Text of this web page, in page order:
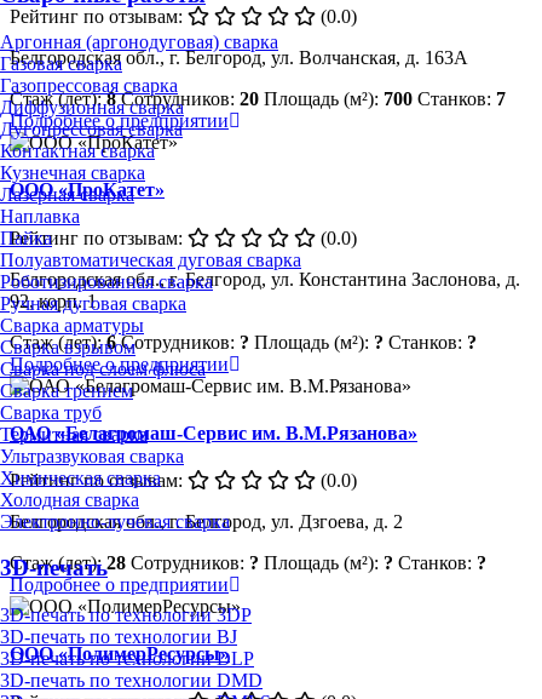
Аргонная (аргонодуговая) сварка
Газовая сварка
Газопрессовая сварка
Диффузионная сварка
Дугопрессовая сварка
Контактная сварка
Кузнечная сварка
Лазерная сварка
Наплавка
Пайка
Полуавтоматическая дуговая сварка
Роботизированная сварка
Ручная дуговая сварка
Сварка арматуры
Сварка взрывом
Сварка под слоем флюса
Сварка трением
Сварка труб
Термитная сварка
Ультразвуковая сварка
Химическая сварка
Холодная сварка
Электронно-лучевая сварка
3D-печать
3D-печать по технологии 3DP
3D-печать по технологии BJ
3D-печать по технологии DLP
3D-печать по технологии DMD
Рейтинг по отзывам:
(0.0)
Белгородская обл., г. Белгород, ул. Волчанская, д. 163А
Стаж (лет):8 Сотрудников: 20 Площадь (м²): 700 Станков: 7
Подробнее о предприятии
ООО «ПроКатет»
Рейтинг по отзывам:
(0.0)
Белгородская обл., г. Белгород, ул. Константина Заслонова, д.
92, корп. 1
Стаж (лет):6 Сотрудников: ? Площадь (м²): ? Станков: ?
Подробнее о предприятии
ОАО «Белагромаш-Сервис им. В.М.Рязанова»
Рейтинг по отзывам:
(0.0)
Белгородская обл., г. Белгород, ул. Дзгоева, д. 2
Стаж (лет): 28 Сотрудников: ? Площадь (м²): ? Станков: ?
Подробнее о предприятии
ООО «ПолимерРесурсы»